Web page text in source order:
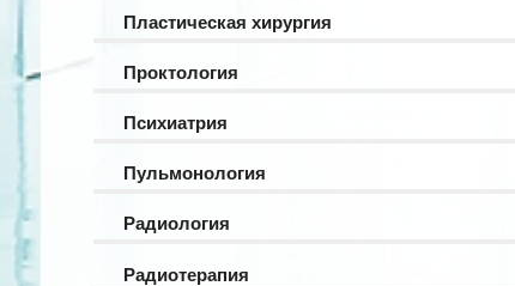
Пластическая хирургия
Проктология
Психиатрия
Пульмонология
Радиология
Радиотерапия